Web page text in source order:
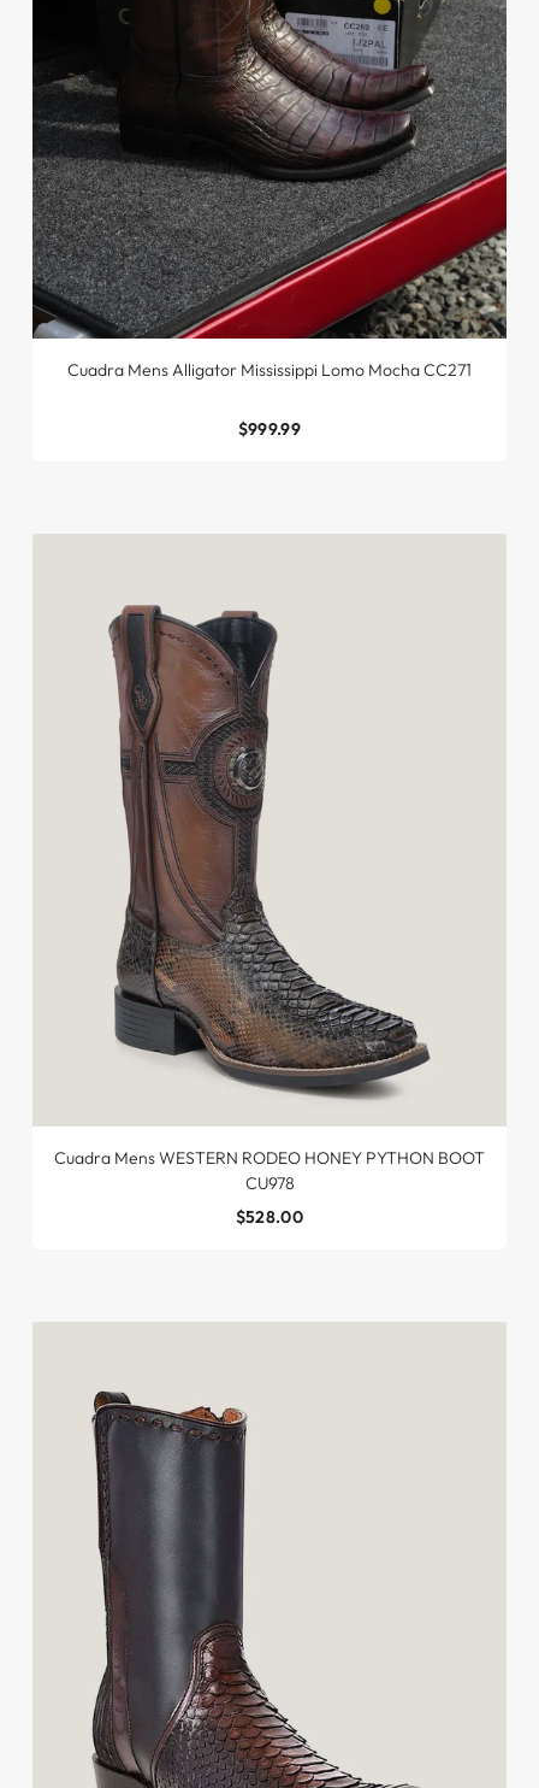
Cuadra Mens Alligator Mississippi Lomo Mocha CC271
$999.99
Cuadra Mens WESTERN RODEO HONEY PYTHON BOOT
CU978
$528.00